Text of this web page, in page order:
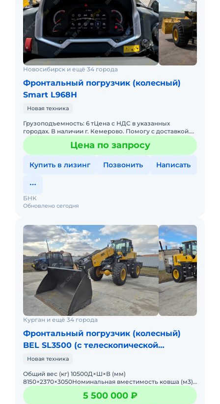
Новосибирск и ещё 34 города
Фронтальный погрузчик (колесный)
Smart L968H
Новая техника
Грузоподъемность: 6 тЦена с НДС в указанных
городах. В наличии г. Кемерово. Помогу с доставкой.
Возможна продажа в лизинг.•масса машины 21180
кг.•двиг
Цена по запросу
Купить в лизинг Позвонить Написать
Обновлено сегодня
БНК
Курган и ещё 34 города
Фронтальный погрузчик (колесный)
BEL SL3500 (с телескопической
стрелой)
Новая техника
Общий вес (кг) 10500Д×Ш×В (мм)
8150×2370×3050Номинальная вместимость ковша (м3)
2Номинальная нагрузка (кг) 3000Максимальная
высота сброс
5 500 000 ₽